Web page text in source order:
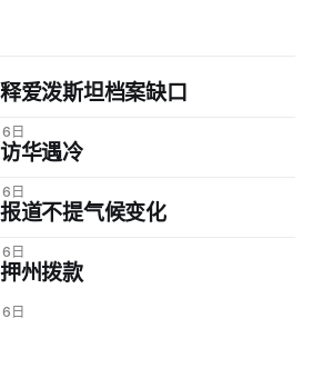
爱泼斯坦档案缺口
日
华遇冷
日
道不提气候变化
日
州拨款
日